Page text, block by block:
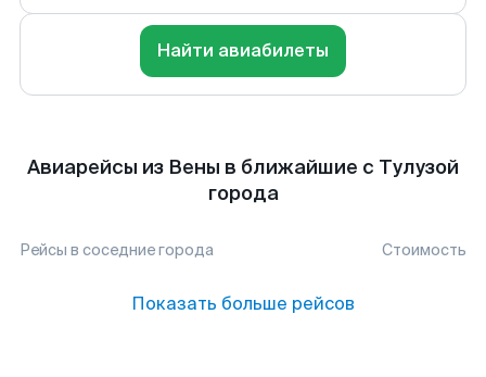
Найти авиабилеты
Авиарейсы из Вены в ближайшие с Тулузой
города
Рейсы в соседние города Стоимость
Показать больше рейсов